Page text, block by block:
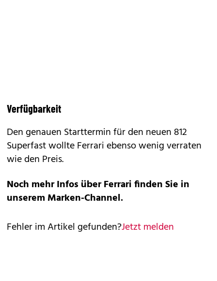
Verfügbarkeit
Den genauen Starttermin für den neuen 812
Superfast wollte Ferrari ebenso wenig verraten
wie den Preis.
Noch mehr Infos über Ferrari finden Sie in
unserem Marken-Channel.
Fehler im Artikel gefunden?Jetzt melden